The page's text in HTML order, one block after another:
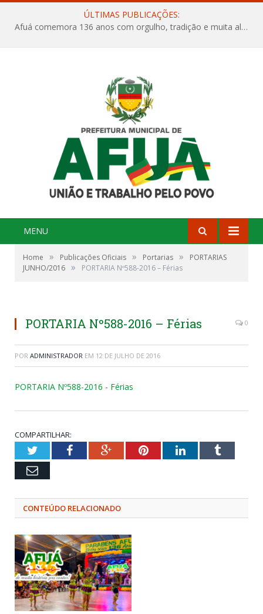
ÚLTIMAS PUBLICAÇÕES:
Afuá comemora 136 anos com orgulho, tradição e muita alegria na Quadra Dr. Nelson Salomão
MENU
Home » Publicações Oficiais » Portarias »
PORTARIAS
JUNHO/2016 » PORTARIA Nº588-2016 – Férias
PORTARIA Nº588-2016 – Férias 0
POR ADMINISTRADOR EM 12 DE JULHO DE 2016
PORTARIA Nº588-2016 - Férias
COMPARTILHAR:
TwitterFacebookGoogle+PinterestLinkedInTumblr
Email
CONTEÚDO RELACIONADO